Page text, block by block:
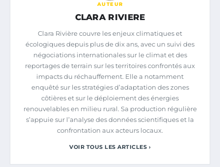
AUTEUR
CLARA RIVIERE
Clara Rivière couvre les enjeux climatiques et
écologiques depuis plus de dix ans, avec un suivi des
négociations internationales sur le climat et des
reportages de terrain sur les territoires confrontés aux
impacts du réchauffement. Elle a notamment
enquêté sur les stratégies d’adaptation des zones
côtières et sur le déploiement des énergies
renouvelables en milieu rural. Sa production régulière
s’appuie sur l’analyse des données scientifiques et la
confrontation aux acteurs locaux.
VOIR TOUS LES ARTICLES ›